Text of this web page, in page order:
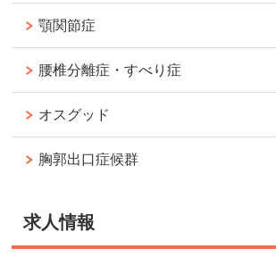
顎関節症
腰椎分離症・すべり症
オスグッド
胸郭出口症候群
求人情報